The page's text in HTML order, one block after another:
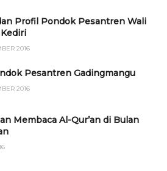
Profil Pondok Pesantren Wali
2016
Pesantren Gadingmangu
2016
Membaca Al-Qur’an di Bulan